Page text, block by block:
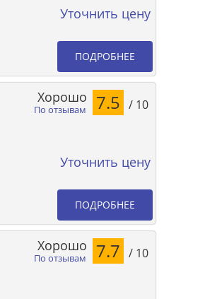
Уточнить цену
ПОДРОБНЕЕ
По отзывам
Хорошо 7.5 / 10
Уточнить цену
ПОДРОБНЕЕ
По отзывам
Хорошо 7.7 / 10